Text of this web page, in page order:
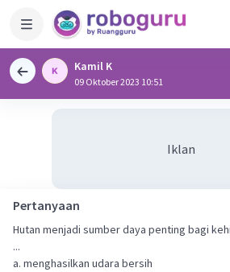
Kamil K
09 Oktober 2023 10:51
Iklan
Pertanyaan
Hutan menjadi sumber daya penting bagi
...
a. menghasilkan udara bersih